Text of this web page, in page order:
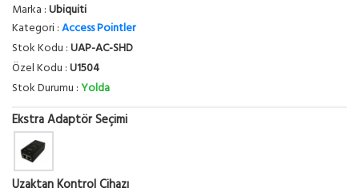
Marka :Ubiquiti
Kategori :Access Pointler
Stok Kodu :UAP-AC-SHD
Özel Kodu :U1504
Stok Durumu :Yolda
Ekstra Adaptör Seçimi